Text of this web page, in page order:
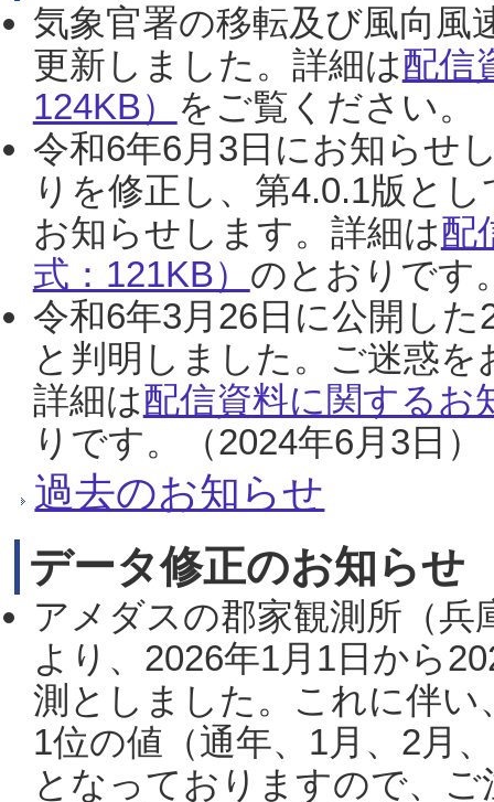
気象官署の移転及び風向風
更新しました。詳細は配信
124KB） をご覧ください。
令和6年6月3日にお知らせ
りを修正し、第4.0.1版と
お知らせします。詳細は配
式：121KB） のとおりです
令和6年3月26日に公開し
と判明しました。ご迷惑
詳細は配信資料に関するお
りです。（2024年6月3日）
過去のお知らせ
データ修正のお知らせ
アメダスの郡家観測所（
より、2026年1月1日から
測としました。これに伴い
1位の値（通年、1月、2月
となっておりますので、